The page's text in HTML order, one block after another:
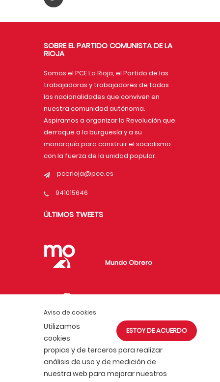
Aviso de cookies
ESTOY DE ACUERDO
Utilizamos
cookies
propias y de terceros para realizar
análisis de uso y de medición de
nuestra web para mejorar nuestros
SOBRE EL PARTIDO COMUNISTA DE LA
RIOJA
Somos el PCE La Rioja, el Partido de las
trabajadoras y trabajadores de todas
las nacionalidades que conviven en
nuestra comunidad autónoma.
Aspiramos a organizar la Revolución que
derroque a la burguesía y a su
monarquía para construir el socialismo
con la fuerza de la unidad popular.
pcerioja@pce.es
941015646
ÚLTIMOS TWEETS
Mundo Obrero
Investigaciones
Marxistas